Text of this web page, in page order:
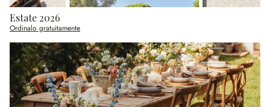
Estate 2026
Ordinalo gratuitamente